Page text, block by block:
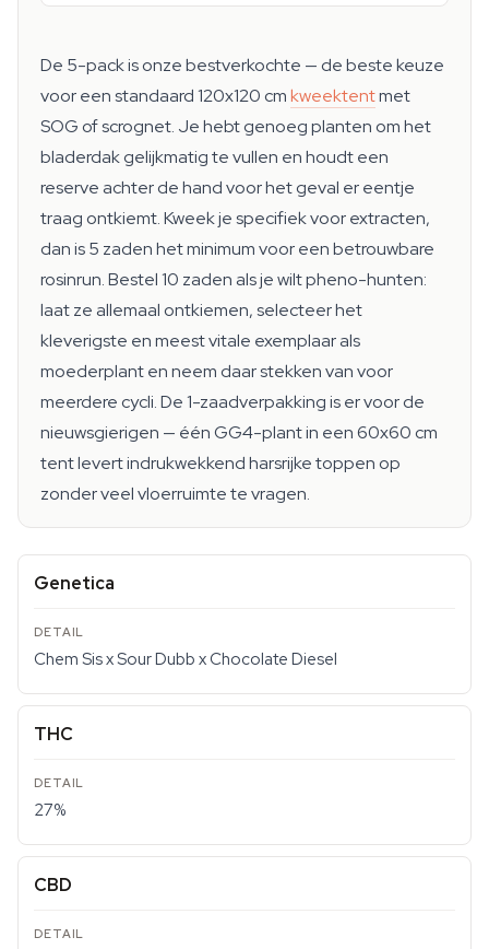
De 5-pack is onze bestverkochte — de beste keuze
voor een standaard 120x120 cmkweektentmet
SOG of scrognet. Je hebt genoeg planten om het
bladerdak gelijkmatig te vullen en houdt een
reserve achter de hand voor het geval er eentje
traag ontkiemt. Kweek je specifiek voor extracten,
dan is 5 zaden het minimum voor een betrouwbare
rosinrun. Bestel 10 zaden als je wilt pheno-hunten:
laat ze allemaal ontkiemen, selecteer het
kleverigste en meest vitale exemplaar als
moederplant en neem daar stekken van voor
meerdere cycli. De 1-zaadverpakking is er voor de
nieuwsgierigen — één GG4-plant in een 60x60 cm
tent levert indrukwekkend harsrijke toppen op
zonder veel vloerruimte te vragen.
Genetica
Chem Sis x Sour Dubb x Chocolate Diesel
THC
27%
CBD